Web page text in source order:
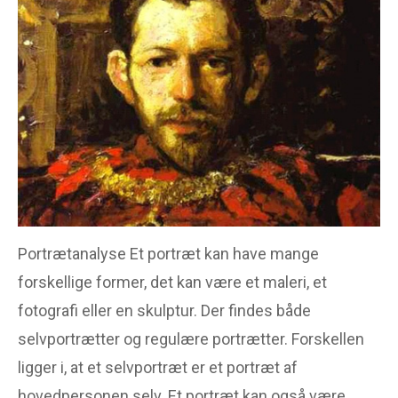
Portræt
Reklame
Tegneserie
OM ANALYSEMODEL.DK
Denne side er for dig der
har brug for en analyse
model til alle former for
analyse af tekst, artikel,
billede, skulptur mm.
Portrætanalyse Et portræt kan have mange
forskellige former, det kan være et maleri, et
fotografi eller en skulptur. Der findes både
selvportrætter og regulære portrætter. Forskellen
ligger i, at et selvportræt er et portræt af